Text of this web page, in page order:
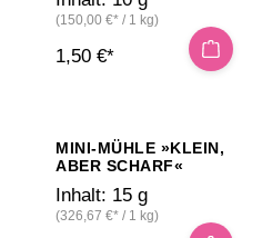
(150,00 €* / 1 kg)
1,50 €*
MINI-MÜHLE »KLEIN,
ABER SCHARF«
Inhalt: 15 g
(326,67 €* / 1 kg)